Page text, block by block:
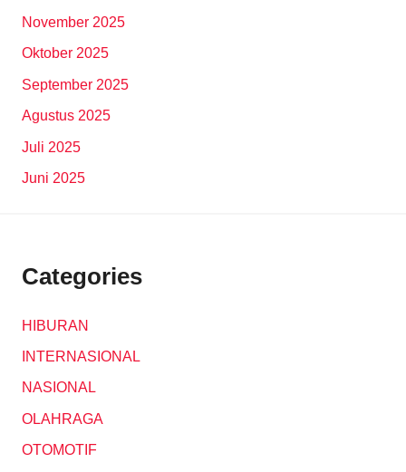
November 2025
Oktober 2025
September 2025
Agustus 2025
Juli 2025
Juni 2025
Categories
HIBURAN
INTERNASIONAL
NASIONAL
OLAHRAGA
OTOMOTIF